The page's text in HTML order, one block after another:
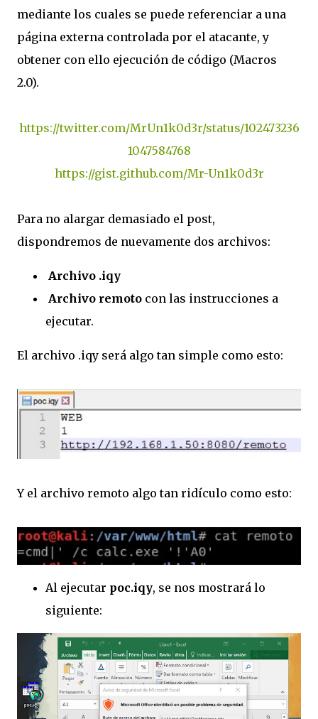
mediante los cuales se puede referenciar a una
página externa controlada por el atacante, y
obtener con ello ejecución de código (Macros
2.0).
https://twitter.com/MrUn1k0d3r/status/102473236
1047584768
https://gist.github.com/Mr-Un1k0d3r
Para no alargar demasiado el post,
dispondremos de nuevamente dos archivos:
Archivo .iqy
Archivo remoto con las instrucciones a
ejecutar.
El archivo .iqy será algo tan simple como esto:
Y el archivo remoto algo tan ridículo como esto:
Al ejecutar poc.iqy, se nos mostrará lo
siguiente: